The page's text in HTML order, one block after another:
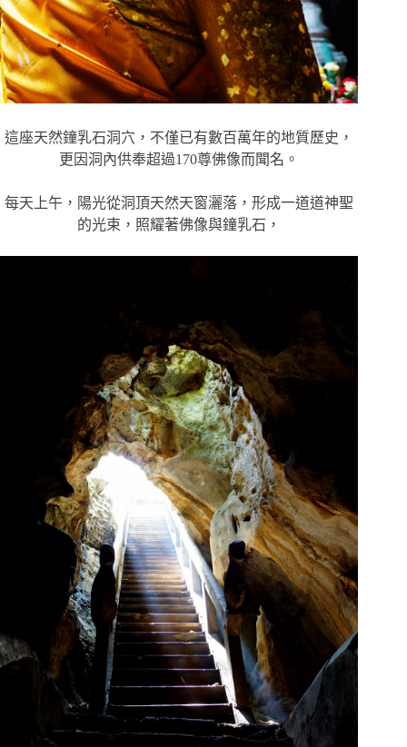
這座天然鐘乳石洞穴，不僅已有數百萬年的地質歷史，
更因洞內供奉超過170尊佛像而聞名。
每天上午，陽光從洞頂天然天窗灑落，形成一道道神聖
的光束，照耀著佛像與鐘乳石，